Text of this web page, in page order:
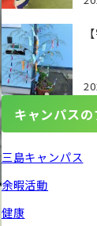
キャンパス
三島キャンパス
余暇活動
健康